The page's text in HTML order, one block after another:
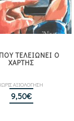
ΤΕΛΕΙΩΝΕΙ Ο
ΧΑΡΤΗΣ
ΑΞΙΟΛΟΓΗΣΗ
9,50€